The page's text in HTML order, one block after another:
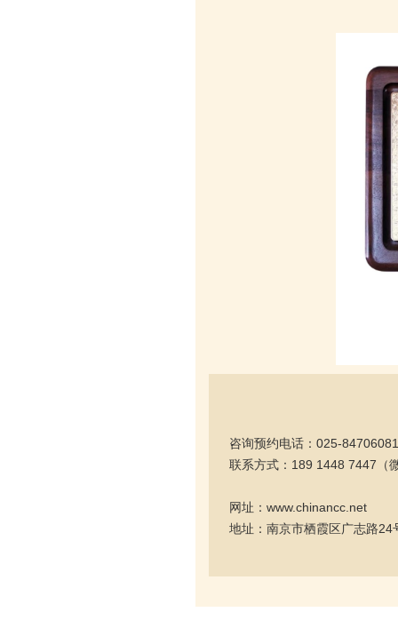
咨询预约电话：025-84706081
联系方式：189 1448 7447（
网址：www.chinancc.net
地址：南京市栖霞区广志路24